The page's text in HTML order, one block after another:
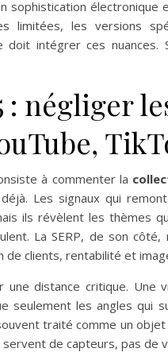
sophistication
limitées, les versions
doit intégrer ces nuances.
: négliger
à commenter la
Les signaux qui
ils révèlent les thèmes
La SERP, de son
de clients, rentabilité et
distance critique. Une
seulement les angles qui
traité comme un
de capteurs, pas de